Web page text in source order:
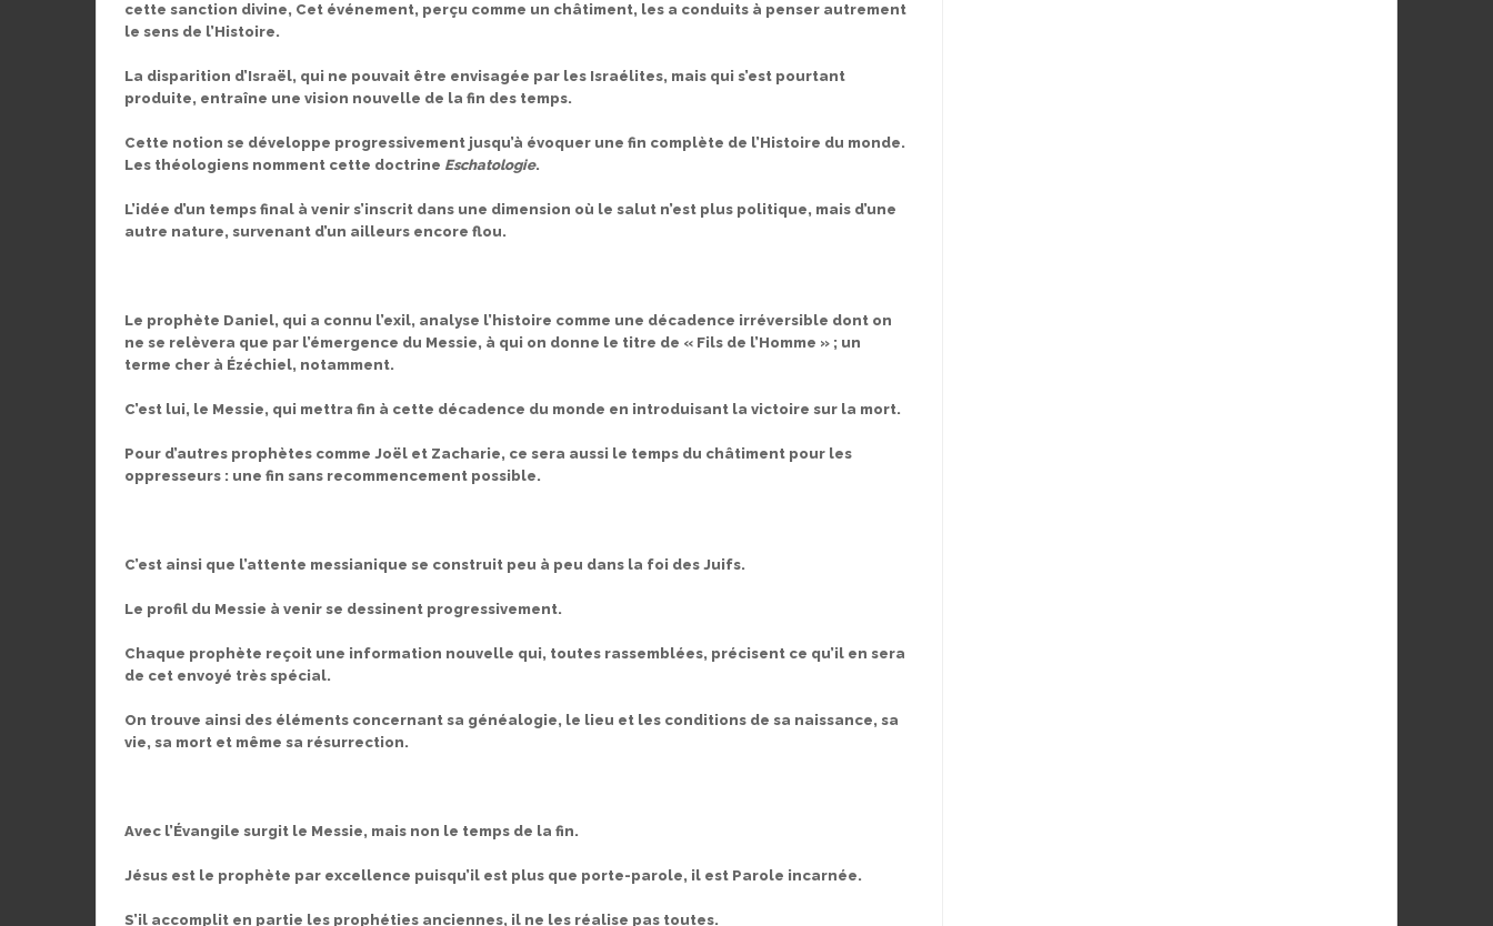
cette sanction divine, Cet événement, perçu comme un châtiment, les a conduits à penser autrement
le sens de l’Histoire.
La disparition d’Israël, qui ne pouvait être envisagée par les Israélites, mais qui s’est pourtant
produite, entraîne une vision nouvelle de la fin des temps.
Cette notion se développe progressivement jusqu’à évoquer une fin complète de l’Histoire du monde.
Les théologiens nomment cette doctrine Eschatologie.
L’idée d’un temps final à venir s’inscrit dans une dimension où le salut n’est plus politique, mais d’une
autre nature, survenant d’un ailleurs encore flou.
Le prophète Daniel, qui a connu l’exil, analyse l’histoire comme une décadence irréversible dont on
ne se relèvera que par l’émergence du Messie, à qui on donne le titre de « Fils de l’Homme » ; un
terme cher à Ézéchiel, notamment.
C’est lui, le Messie, qui mettra fin à cette décadence du monde en introduisant la victoire sur la mort.
Pour d’autres prophètes comme Joël et Zacharie, ce sera aussi le temps du châtiment pour les
oppresseurs : une fin sans recommencement possible.
C’est ainsi que l’attente messianique se construit peu à peu dans la foi des Juifs.
Le profil du Messie à venir se dessinent progressivement.
Chaque prophète reçoit une information nouvelle qui, toutes rassemblées, précisent ce qu’il en sera
de cet envoyé très spécial.
On trouve ainsi des éléments concernant sa généalogie, le lieu et les conditions de sa naissance, sa
vie, sa mort et même sa résurrection.
Avec l’Évangile surgit le Messie, mais non le temps de la fin.
Jésus est le prophète par excellence puisqu’il est plus que porte-parole, il est Parole incarnée.
S’il accomplit en partie les prophéties anciennes, il ne les réalise pas toutes.